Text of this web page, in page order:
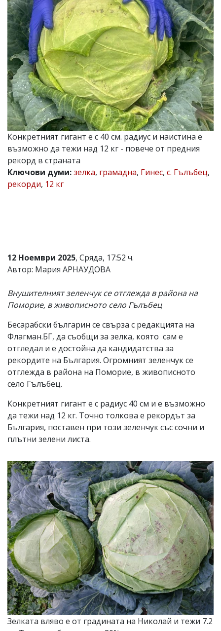
ЮГ
Управители:
Веселин
Василев,
email:
v.vasilev@flagman.bg
Катя
Касабова,
еmail:k.kassabova@flagman.bg
Главен
редактор:
Иван
Колев,
email:
Коментарите
под
не
носи
отговорност
тях!
Ако
откриете
за
вас
моля
сигнализирайте
ни!
Конкретният гигант е с 40 см. радиус и наистина е
възможно да тежи над 12 кг - повече от предния
рекорд в страната
Ключови думи:зелка, грамадна, Гинес, с. Гълъбец,
рекорди, 12 кг
12 Ноември 2025, Сряда, 17:52 ч.
Автор: Мария АРНАУДОВА
Внушителният зеленчук се отглежда в района на
Поморие, в живописното село Гълъбец
Бесарабски българин се свърза с редакцията на
Флагман.БГ, да съобщи за зелка, която сам е
отгледал и е достойна да кандидатства за
рекордите на България. Огромният зеленчук се
отглежда в района на Поморие, в живописното
село Гълъбец.
Конкретният гигант е с радиус 40 см и е възможно
да тежи над 12 кг. Точно толкова е рекордът за
България, поставен при този зеленчук със сочни и
плътни зелени листа.
Зелката вляво е от градината на Николай и тежи 7.2